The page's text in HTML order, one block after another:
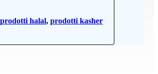
prodotti halal, prodotti kasher